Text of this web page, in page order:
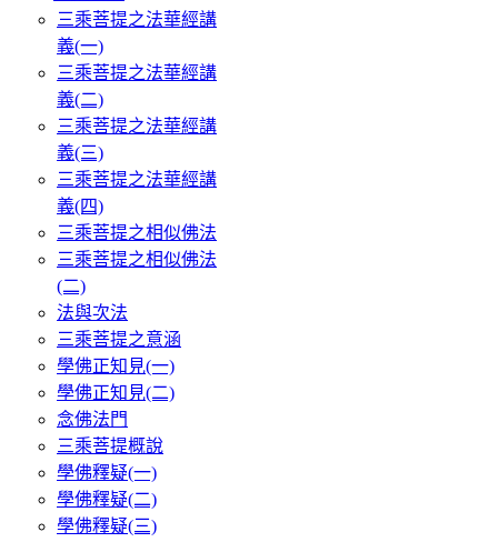
三乘菩提之法華經講
義(一)
三乘菩提之法華經講
義(二)
三乘菩提之法華經講
義(三)
三乘菩提之法華經講
義(四)
三乘菩提之相似佛法
三乘菩提之相似佛法
(二)
法與次法
三乘菩提之意涵
學佛正知見(一)
學佛正知見(二)
念佛法門
三乘菩提概說
學佛釋疑(一)
學佛釋疑(二)
學佛釋疑(三)